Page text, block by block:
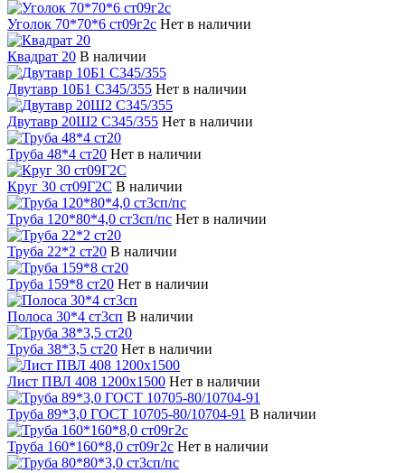
Уголок 70*70*6 ст09г2с Нет в наличии
Квадрат 20 В наличии
Двутавр 10Б1 С345/355 Нет в наличии
Двутавр 20Ш2 С345/355 Нет в наличии
Труба 48*4 ст20 Нет в наличии
Круг 30 ст09Г2С В наличии
Труба 120*80*4,0 ст3сп/пс Нет в наличии
Труба 22*2 ст20 В наличии
Труба 159*8 ст20 Нет в наличии
Полоса 30*4 ст3сп В наличии
Труба 38*3,5 ст20 Нет в наличии
Лист ПВЛ 408 1200х1500 Нет в наличии
Труба 89*3,0 ГОСТ 10705-80/10704-91 В наличии
Труба 160*160*8,0 ст09г2с Нет в наличии